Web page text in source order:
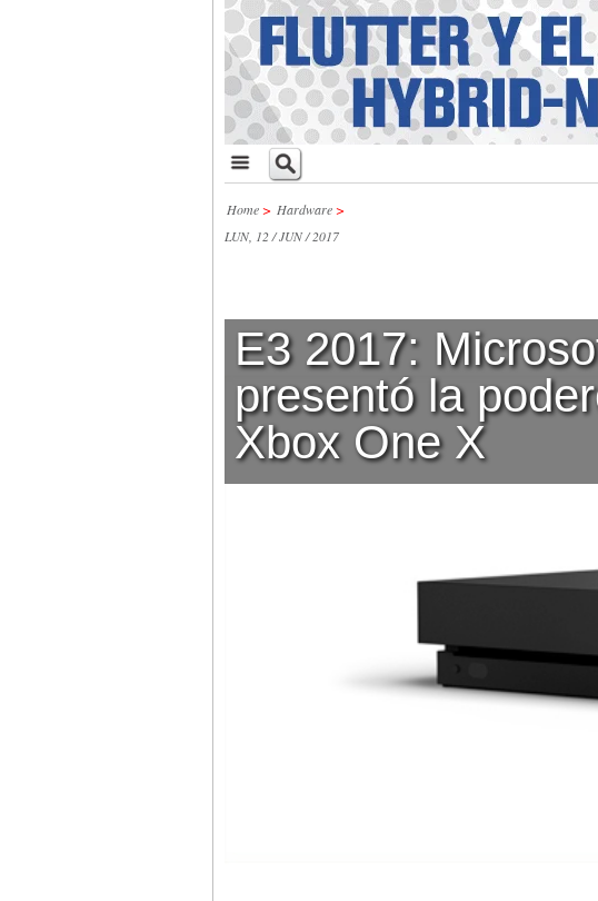
Home> Hardware>
LUN, 12 / JUN / 2017
E3 2017:
presentó la
Xbox One X